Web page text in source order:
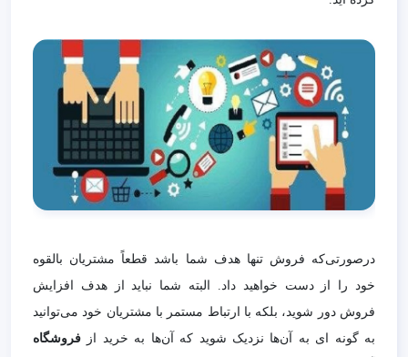
درصورتی‌که فروش تنها هدف شما باشد قطعاً مشتریان بالقوه
خود را از دست خواهید داد. البته شما نباید از هدف افزایش
فروش دور شوید، بلکه با ارتباط مستمر با مشتریان خود می‌توانید
به گونه ای به آن‌ها نزدیک شوید که آن‌ها به خرید از فروشگاه